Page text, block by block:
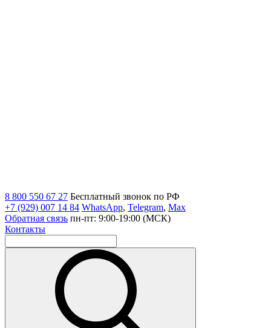
8 800 550 67 27 Бесплатный звонок по РФ
+7 (929) 007 14 84 WhatsApp, Telegram, Max
Обратная связь пн-пт: 9:00-19:00 (МСК)
Контакты